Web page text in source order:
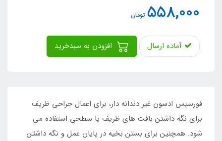
558,000 تومان
آماده ارسال
فورسپس ادسون غیر دندانه دار، برای اعمال جراحی ظریف
برای نگه داشتن بافت های ظریف یا سطحی استفاده می
شود. همچنین برای بستن بخیه در پایان عمل و نگه داشتن